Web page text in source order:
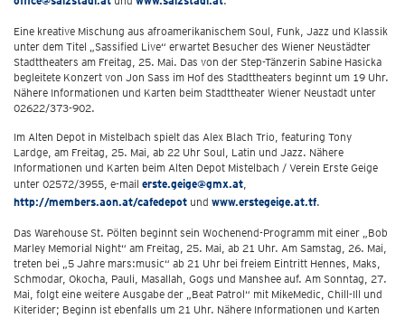
Eine kreative Mischung aus afroamerikanischem Soul, Funk, Jazz und Klassik
unter dem Titel „Sassified Live“ erwartet Besucher des Wiener Neustädter
Stadttheaters am Freitag, 25. Mai. Das von der Step-Tänzerin Sabine Hasicka
begleitete Konzert von Jon Sass im Hof des Stadttheaters beginnt um 19 Uhr.
Nähere Informationen und Karten beim Stadttheater Wiener Neustadt unter
02622/373-902.
Im Alten Depot in Mistelbach spielt das Alex Blach Trio, featuring Tony
Lardge, am Freitag, 25. Mai, ab 22 Uhr Soul, Latin und Jazz. Nähere
Informationen und Karten beim Alten Depot Mistelbach / Verein Erste Geige
unter 02572/3955, e-mail erste.geige@gmx.at,
http://members.aon.at/cafedepot und www.erstegeige.at.tf.
Das Warehouse St. Pölten beginnt sein Wochenend-Programm mit einer „Bob
Marley Memorial Night“ am Freitag, 25. Mai, ab 21 Uhr. Am Samstag, 26. Mai,
treten bei „5 Jahre mars:music“ ab 21 Uhr bei freiem Eintritt Hennes, Maks,
Schmodar, Okocha, Pauli, Masallah, Gogs und Manshee auf. Am Sonntag, 27.
Mai, folgt eine weitere Ausgabe der „Beat Patrol“ mit MikeMedic, Chill-Ill und
Kiterider; Beginn ist ebenfalls um 21 Uhr. Nähere Informationen und Karten